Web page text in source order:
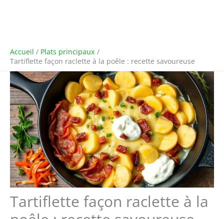
Accueil
Plats principaux
Tartiflette façon raclette à la poêle : recette savoureuse
Tartiflette façon raclette à la